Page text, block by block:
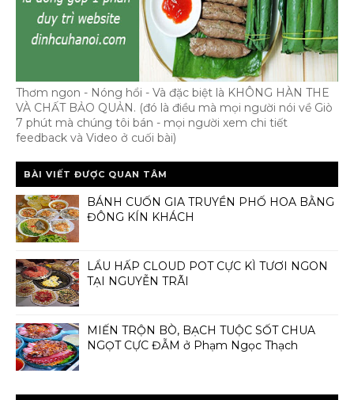
Thơm ngon - Nóng hổi - Và đặc biệt là KHÔNG HÀN THE
VÀ CHẤT BẢO QUẢN. (đó là điều mà mọi người nói về Giò
7 phút mà chúng tôi bán - mọi người xem chi tiết
feedback và Video ở cuối bài)
BÀI VIẾT ĐƯỢC QUAN TÂM
BÁNH CUỐN GIA TRUYỀN PHỐ HOA BẰNG
ĐÔNG KÍN KHÁCH
LẨU HẤP CLOUD POT CỰC KÌ TƯƠI NGON
TẠI NGUYỄN TRÃI
MIẾN TRỘN BÒ, BẠCH TUỘC SỐT CHUA
NGỌT CỰC ĐẪM ở Phạm Ngọc Thạch